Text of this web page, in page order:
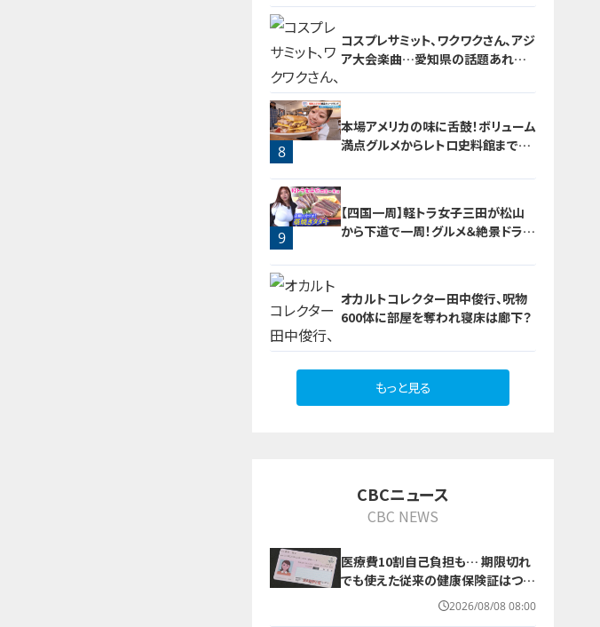
7
コスプレサミット、ワクワクさん、アジ
ア大会楽曲…愛知県の話題あれこ
8
本場アメリカの味に舌鼓！ボリューム
満点グルメからレトロ史料館まで！
9
【四国一周】軽トラ女子三田が松山
から下道で一周！グルメ＆絶景ドライ
オカルトコレクター田中俊行、呪物
600体に部屋を奪われ寝床は廊下？
もっと見る
CBCニュース
CBC NEWS
医療費10割自己負担も… 期限切れ
でも使えた従来の健康保険証はつい
に終了 8月以降起こりうるマイナ保
険証の“落とし穴” 注意すべき2つの
2026/08/08 08:00